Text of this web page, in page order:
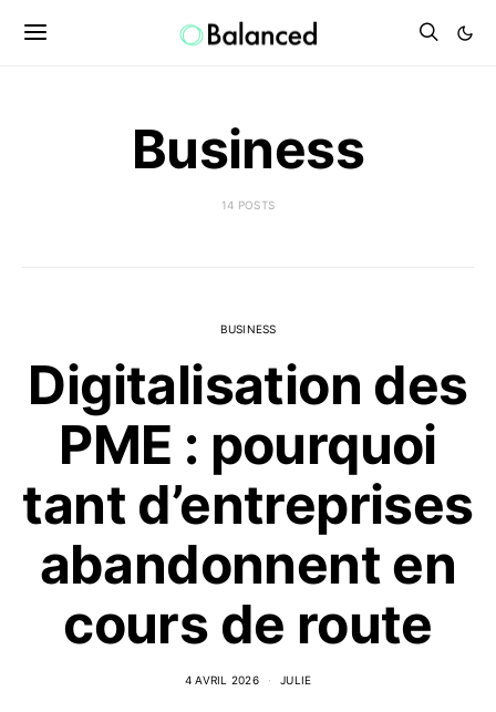
Business
14 POSTS
BUSINESS
Digitalisation des
PME : pourquoi
tant d’entreprises
abandonnent en
cours de route
4 AVRIL 2026 JULIE